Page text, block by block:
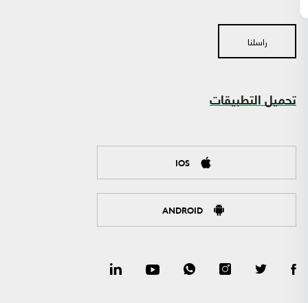
راسلنا
تحميل التطبيقات
IOS
ANDROID